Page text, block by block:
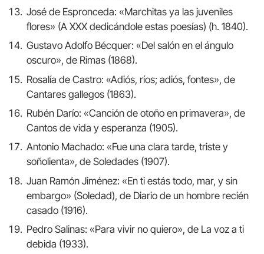
José de Espronceda: «Marchitas ya las juveniles
flores» (A XXX dedicándole estas poesías) (h. 1840).
Gustavo Adolfo Bécquer: «Del salón en el ángulo
oscuro», de Rimas (1868).
Rosalía de Castro: «Adiós, ríos; adiós, fontes», de
Cantares gallegos (1863).
Rubén Darío: «Canción de otoño en primavera», de
Cantos de vida y esperanza (1905).
Antonio Machado: «Fue una clara tarde, triste y
soñolienta», de Soledades (1907).
Juan Ramón Jiménez: «En ti estás todo, mar, y sin
embargo» (Soledad), de Diario de un hombre recién
casado (1916).
Pedro Salinas: «Para vivir no quiero», de La voz a ti
debida (1933).